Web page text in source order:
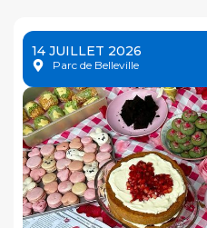
14 JUILLET 2026
Parc de Belleville